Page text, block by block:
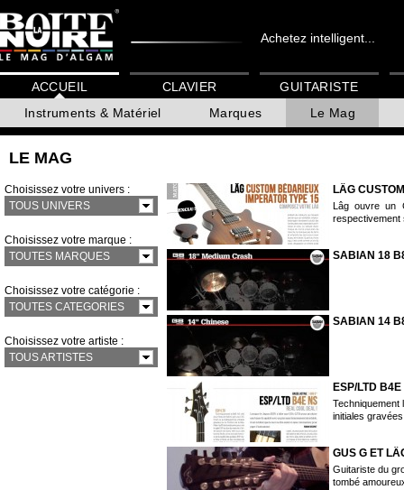
Achetez intelligent...
ACCUEIL
Instruments & Matériel
Marques Le Mag
CLAVIER GUITARISTE
Choisissez votre univers :
TOUS UNIVERS
Choisissez votre marque :
TOUTES MARQUES
Choisissez votre catégorie :
TOUTES CATEGORIES
Choisissez votre artiste :
TOUS ARTISTES
LE MAG
LÂG
Lâg ouvre un
respectivement
SABIAN 18
SABIAN 14
ESP/LTD B4E
Techniquement
initiales
GUS G ET
Guitariste du
tombé